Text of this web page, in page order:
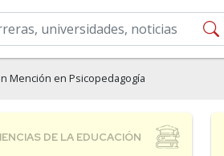
Mención en Psicopedagogía